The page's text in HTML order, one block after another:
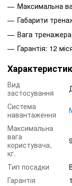
Максимальна
Габарити
Вага тренажера
Гарантія: 12
Вид
застосування
Система
навантаження
Максимальна
вага
користувача,
кг.
Тип посадки
Гарантія